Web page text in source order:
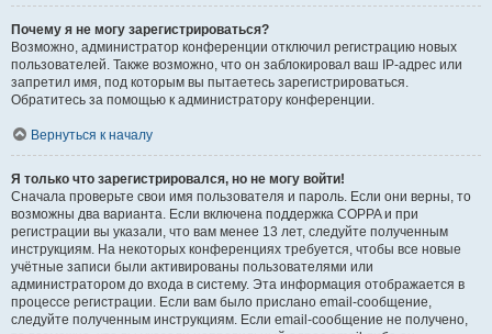
Почему я не могу зарегистрироваться?
Возможно, администратор конференции отключил регистрацию новых
пользователей. Также возможно, что он заблокировал ваш IP-адрес или
запретил имя, под которым вы пытаетесь зарегистрироваться.
Обратитесь за помощью к администратору конференции.
Вернуться к началу
Я только что зарегистрировался, но не могу войти!
Сначала проверьте свои имя пользователя и пароль. Если они верны, то
возможны два варианта. Если включена поддержка COPPA и при
регистрации вы указали, что вам менее 13 лет, следуйте полученным
инструкциям. На некоторых конференциях требуется, чтобы все новые
учётные записи были активированы пользователями или
администратором до входа в систему. Эта информация отображается в
процессе регистрации. Если вам было прислано email-сообщение,
следуйте полученным инструкциям. Если email-сообщение не получено,